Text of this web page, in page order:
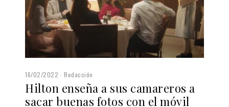
16/02/2022 Redacción
Hilton enseña a sus camareros a
sacar buenas fotos con el móvil